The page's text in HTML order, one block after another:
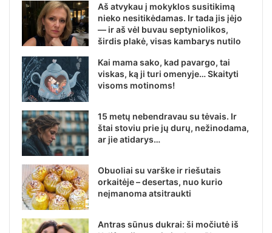
Aš atvykau į mokyklos susitikimą
nieko nesitikėdamas. Ir tada jis įėjo
— ir aš vėl buvau septyniolikos,
širdis plakė, visas kambarys nutilo
Kai mama sako, kad pavargo, tai
viskas, ką ji turi omenyje… Skaityti
visoms motinoms!
15 metų nebendravau su tėvais. Ir
štai stoviu prie jų durų, nežinodama,
ar jie atidarys…
Obuoliai su varške ir riešutais
orkaitėje – desertas, nuo kurio
neįmanoma atsitraukti
Antras sūnus dukrai: ši močiutė iš